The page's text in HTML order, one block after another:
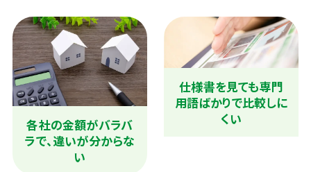
各社の金額がバラバ
ラで、違いが分からな
い
仕様書を見ても専門
用語ばかりで比較しに
くい